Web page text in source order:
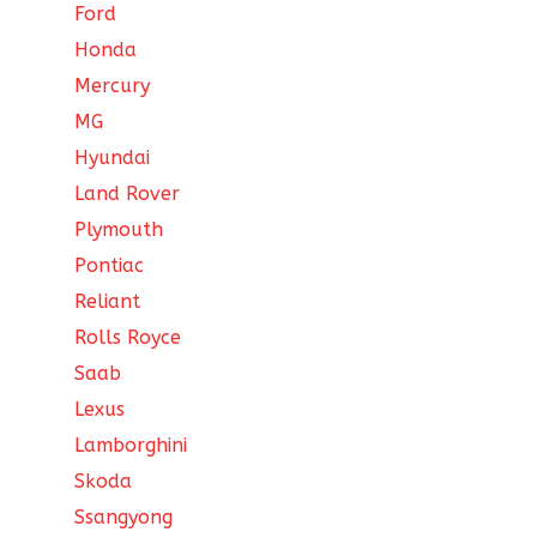
Ford
Honda
Mercury
MG
Hyundai
Land Rover
Plymouth
Pontiac
Reliant
Rolls Royce
Saab
Lexus
Lamborghini
Skoda
Ssangyong